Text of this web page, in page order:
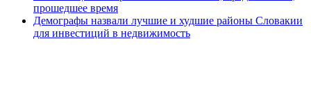
прошедшее время
Демографы назвали лучшие и худшие районы Словакии
для инвестиций в недвижимость